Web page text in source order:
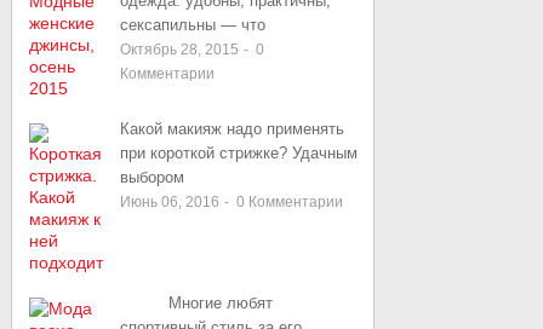
сексапильны — что
Октябрь 28, 2015 - 0
Комментарии
Какой макияж надо применять
при короткой стрижке? Удачным
выбором
Июнь 06, 2016 - 0 Комментарии
Многие любят